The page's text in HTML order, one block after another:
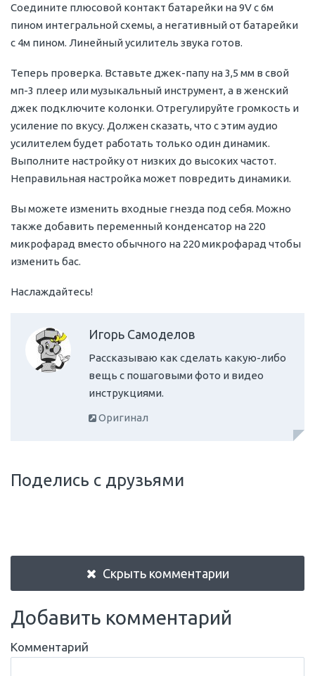
Соедините плюсовой контакт батарейки на 9V с 6м
пином интегральной схемы, а негативный от батарейки
с 4м пином. Линейный усилитель звука готов.
Теперь проверка. Вставьте джек-папу на 3,5 мм в свой
мп-3 плеер или музыкальный инструмент, а в женский
джек подключите колонки. Отрегулируйте громкость и
усиление по вкусу. Должен сказать, что с этим аудио
усилителем будет работать только один динамик.
Выполните настройку от низких до высоких частот.
Неправильная настройка может повредить динамики.
Вы можете изменить входные гнезда под себя. Можно
также добавить переменный конденсатор на 220
микрофарад вместо обычного на 220 микрофарад чтобы
изменить бас.
Наслаждайтесь!
Игорь Самоделов
Рассказываю как сделать какую-либо
вещь с пошаговыми фото и видео
инструкциями.
Оригинал
Поделись с друзьями
Скрыть комментарии
Добавить комментарий
Комментарий